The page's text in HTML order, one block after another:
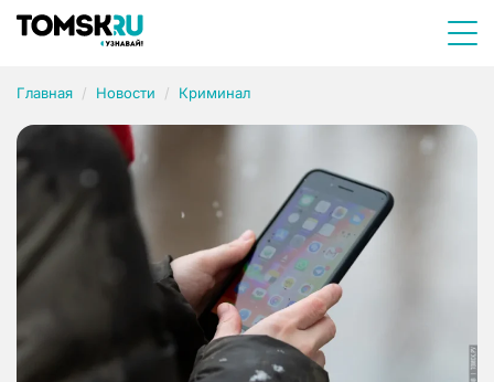
Главная Новости Криминал